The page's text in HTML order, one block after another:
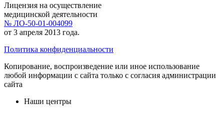
Лицензия на осуществление
медицинской деятельности
№ ЛО-50-01-004099
от 3 апреля 2013 года.
Политика конфиденциальности
Копирование, воспроизведение или иное использование
любой информации с сайта только с согласия администрации
сайта
Наши центры